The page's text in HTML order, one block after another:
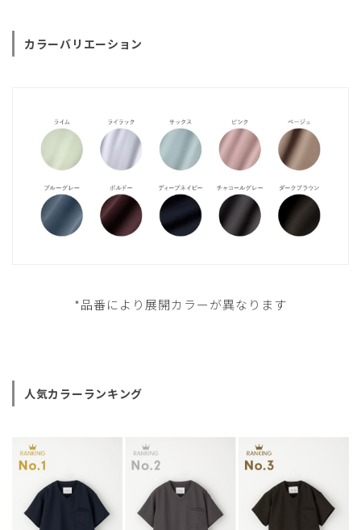
カラーバリエーション
*品番により展開カラーが異なります
人気カラーランキング